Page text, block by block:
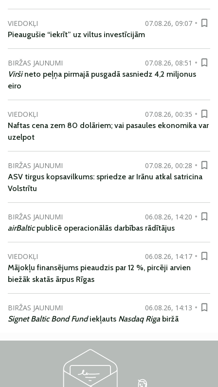
VIEDOKĻI
07.08.26, 09:07
Pieaugušie “iekrīt” uz viltus investīcijām
BIRŽAS JAUNUMI
07.08.26, 08:51
Viršineto peļņa pirmajā pusgadā sasniedz 4,2 miljonus
eiro
VIEDOKĻI
07.08.26, 00:35
Naftas cena zem 80 dolāriem; vai pasaules ekonomika var
uzelpot
BIRŽAS JAUNUMI
07.08.26, 00:28
ASV tirgus kopsavilkums: spriedze ar Irānu atkal satricina
Volstrītu
BIRŽAS JAUNUMI
06.08.26, 14:20
airBalticpublicē operacionālās darbības rādītājus
VIEDOKĻI
06.08.26, 14:17
Mājokļu finansējums pieaudzis par 12 %, pircēji arvien
biežāk skatās ārpus Rīgas
BIRŽAS JAUNUMI
06.08.26, 14:13
Signet Baltic Bond Fundiekļauts Nasdaq Riga biržā